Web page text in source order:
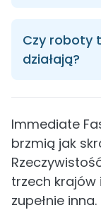
Czy roboty
działają?
Immediate
brzmią jak
trzech krajów
zupełnie